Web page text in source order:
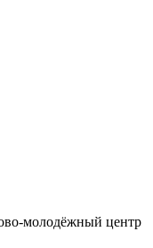
молодёжный центр